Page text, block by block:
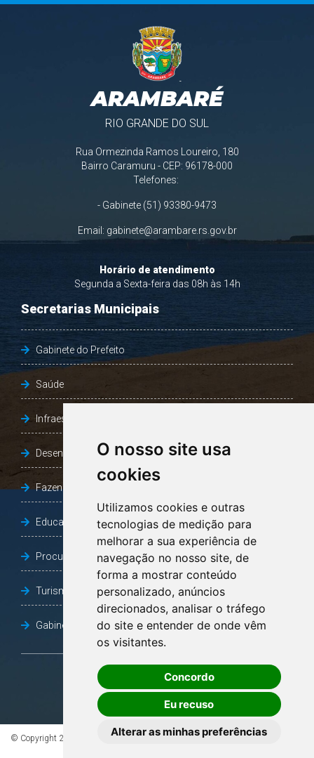
O nosso site usa
cookies
Utilizamos cookies e outras
tecnologias de medição para
melhorar a sua experiência de
navegação no nosso site, de
forma a mostrar conteúdo
personalizado, anúncios
direcionados, analisar o tráfego
do site e entender de onde vêm
os visitantes.
Concordo
Eu recuso
Alterar as minhas preferências
ARAMBARÉ
RIO GRANDE DO SUL
Rua Ormezinda Ramos Loureiro, 180
Bairro Caramuru - CEP: 96178-000
Telefones:
- Gabinete (51) 93380-9473
Email: gabinete@arambare.rs.gov.br
Horário de atendimento
Segunda a Sexta-feira das 08h às 14h
Secretarias Municipais
Gabinete do Prefeito
Saúde
Infraestrutura, Agricultura e Meio Ambiente
Desenvolvimento Social
Fazenda e Desenvolvimento Econômico
Educação
Procuradoria Geral do Município
Turismo, Desporto e Cultura
Gabinete Vice-Prefeito
OUVIDORIA
© Copyright 2026 - Todos os direitos reservados à Prefeitura de